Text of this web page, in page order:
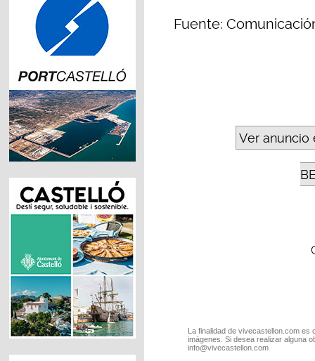
Fuente:
Ver anuncio
La finalidad de vivecastellon.com
imágenes. Si desea realizar alguna
info@vivecastellon.com